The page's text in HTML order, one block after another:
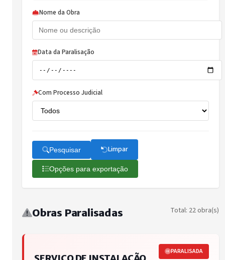
Nome da Obra
Data da Paralisação
Com Processo Judicial
Pesquisar Limpar
Opções para exportação
Obras Paralisadas Total: 22 obra(s)
PARALISADA